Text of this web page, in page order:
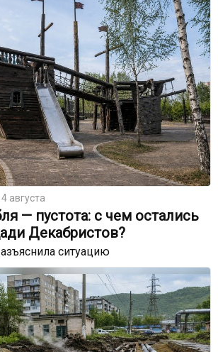
августа
— пустота: с чем остались
Декабристов?
ситуацию